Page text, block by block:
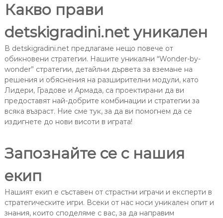
Какво прави
detskigradini.net уникален
В detskigradini.net предлагаме нещо повече от
обикновени стратегии. Нашите уникални “Wonder-by-
wonder” стратегии, детайлни дървета за вземане на
решения и обяснения на разширителни модули, като
Лидери, Градове и Армада, са проектирани да ви
предоставят най-добрите комбинации и стратегии за
всяка възраст. Ние сме тук, за да ви помогнем да се
издигнете до нови висоти в играта!
Запознайте се с нашия
екип
Нашият екип е съставен от страстни играчи и експерти в
стратегическите игри. Всеки от нас носи уникален опит и
знания, които споделяме с вас, за да направим